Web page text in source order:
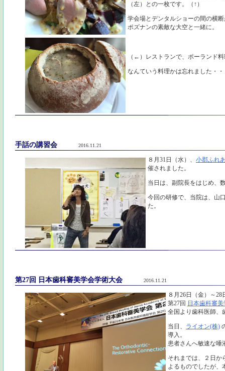
（左）との一枚です。（↑）
学会場とデンタルショーの間の横
ポズナンの素敵な大空と一緒に。
（←）レストランで、ポーランド
なんていう料理かは忘れました・
手話の講習会 2016.11.21
８月31日（水）、 小郡ふれ
催されました。
当日は、副院長をはじめ、
今回の研修で、当院は、山
た。
第27回 日本歯科審美学会学術大会 2016.11.21
８月26日（金）～
第27回 日本歯科審美
全国より歯科医師、
当日、 ライオン(株)
導入。
患者さんへ敏速な唾
それまでは、２日か
よるものでしたが、